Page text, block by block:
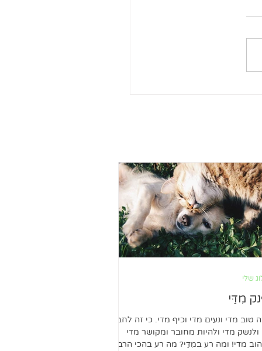
מִדַּי
טוב מדי ונעים מדי וכיף מדי. כי זה לחבק
ולנשק מדי ולהיות מחובר ומקושר מדי
מדי! ומה רע במִדַּי? מה רע בהכי הרבה
שלי